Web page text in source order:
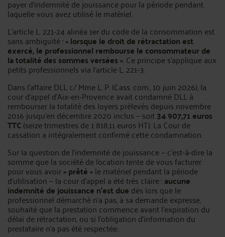
payer d’indemnité de jouissance pour la période pendant
laquelle vous avez utilisé le matériel.
L’article L. 221-24 alinéa 1er du code de la consommation est
sans ambiguïté :« lorsque le droit de rétractation est
exercé, le professionnel rembourse le consommateur de
la totalité des sommes versées ». Ce principe s’applique aux
petits professionnels via l’article L. 221-3.
Dans l’affaire DLL c/ Mme L. P. (Cass. com., 10 juin 2026), la
cour d’appel d’Aix-en-Provence avait condamné DLL à
rembourser la totalité des loyers prélevés depuis novembre
2016 jusqu’en décembre 2020 inclus — soit34 907,71 euros
TTC(seize trimestres de 1 818,11 euros HT). La Cour de
cassation a intégralement confirmé cette condamnation.
Sur la question de l’indemnité de jouissance — c’est-à-dire la
somme que la société de location tente de vous facturer
pour vous avoir« prêté »le matériel pendant la période
d’utilisation — la cour d’appel a été très claire :aucune
indemnité de jouissance n’est due dès lors que le
professionnel démarché n’a pas, à sa demande expresse,
souhaité que la prestation commence avant l’expiration du
délai de rétractation, ou si l’obligation d’information du
prestataire n’a pas été respectée.